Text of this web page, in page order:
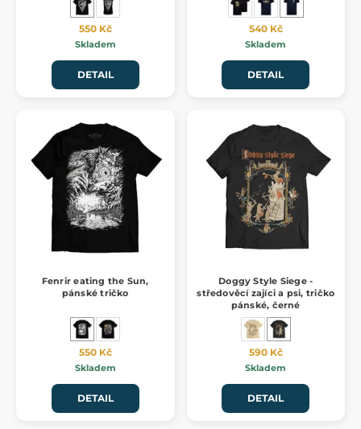
550 Kč
Skladem
DETAIL
540 Kč
Skladem
DETAIL
Fenrir eating the Sun,
pánské tričko
550 Kč
Skladem
DETAIL
Doggy Style Siege -
středověcí zajíci a psi, tričko
pánské, černé
590 Kč
Skladem
DETAIL